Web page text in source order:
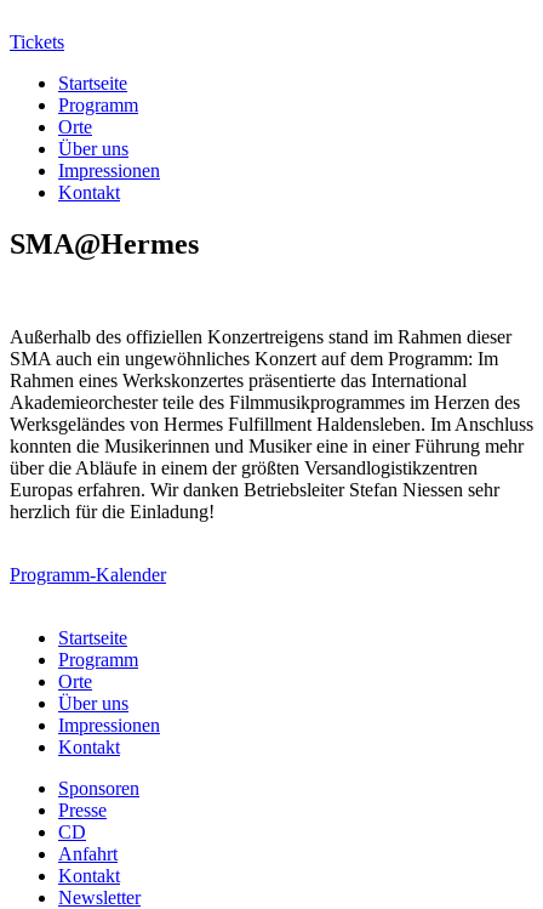
Tickets
Startseite
Programm
Orte
Über uns
Impressionen
Kontakt
SMA@Hermes
Außerhalb des offiziellen Konzertreigens stand im Rahmen dieser
SMA auch ein ungewöhnliches Konzert auf dem Programm: Im
Rahmen eines Werkskonzertes präsentierte das International
Akademieorchester teile des Filmmusikprogrammes im Herzen des
Werksgeländes von Hermes Fulfillment Haldensleben. Im Anschluss
konnten die Musikerinnen und Musiker eine in einer Führung mehr
über die Abläufe in einem der größten Versandlogistikzentren
Europas erfahren. Wir danken Betriebsleiter Stefan Niessen sehr
herzlich für die Einladung!
Programm-Kalender
Startseite
Programm
Orte
Über uns
Impressionen
Kontakt
Sponsoren
Presse
CD
Anfahrt
Kontakt
Newsletter